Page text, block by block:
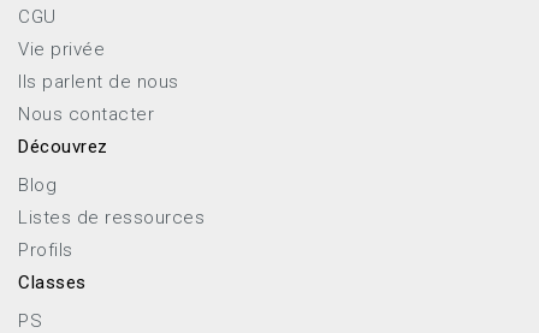
CGU
Vie privée
Ils parlent de nous
Nous contacter
Découvrez
Blog
Listes de ressources
Profils
Classes
PS